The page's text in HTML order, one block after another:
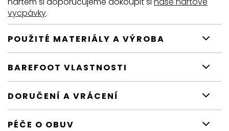
vycpávky.
POUŽITÉ MATERIÁLY A VÝROBA
BAREFOOT VLASTNOSTI
DORUČENÍ A VRÁCENÍ
PÉČE O OBUV